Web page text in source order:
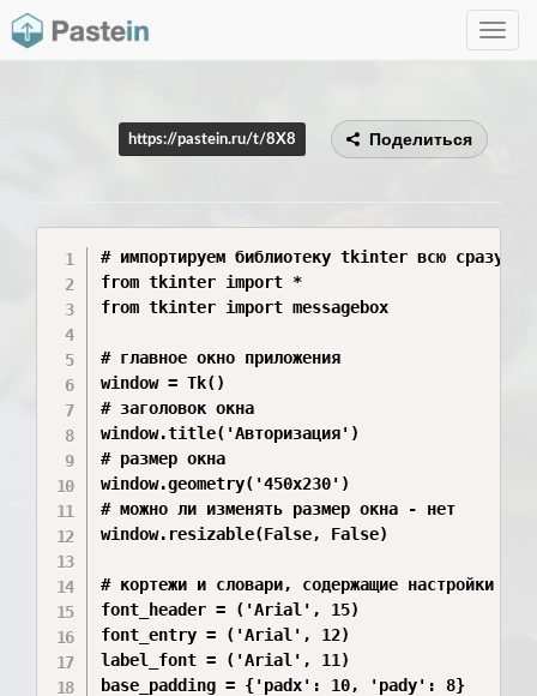
Toggle
https://pastein.ru/t/8X8 Поделиться
# импортируем библиотеку tkinter всю сразу
from tkinter import *
from tkinter import messagebox
# главное окно приложения
window = Tk()
# заголовок окна
window.title('Авторизация')
# размер окна
window.geometry('450x230')
# можно ли изменять размер окна - нет
window.resizable(False, False)
# кортежи и словари, содержащие настройки
font_header = ('Arial', 15)
font_entry = ('Arial', 12)
label_font = ('Arial', 11)
base_padding = {'padx': 10, 'pady': 8}